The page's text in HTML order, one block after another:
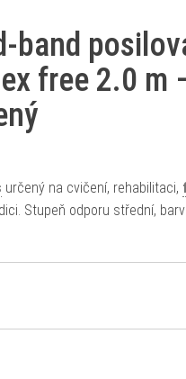
band
free 2.0 m
určený na cvičení, rehabilitaci,
Stupeň odporu střední,